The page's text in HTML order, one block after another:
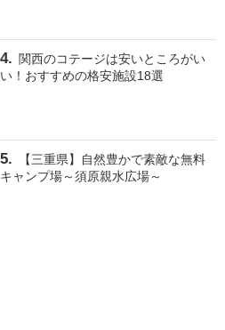
関西のコテージは安いところがい
い！おすすめの格安施設18選
【三重県】自然豊かで素敵な無料
キャンプ場～須原親水広場～